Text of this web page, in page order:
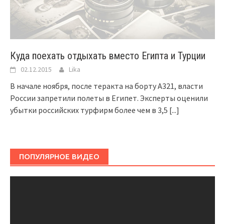
Куда поехать отдыхать вместо Египта и Турции
02.12.2015 Lika
В начале ноября, после теракта на борту A321, власти
России запретили полеты в Египет. Эксперты оценили
убытки российских турфирм более чем в 3,5 [...]
ПОПУЛЯРНОЕ ВИДЕО